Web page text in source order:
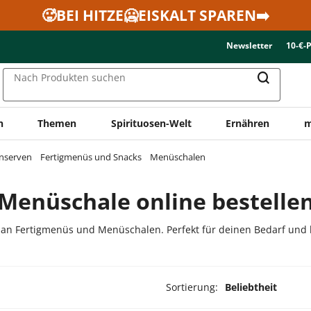
🥵BEI HITZE🥶EISKALT SPAREN➡️
Newsletter 10-€-
Nach Produkten suchen
Themen Spirituosen-Welt Ernähren
Fertigmenüs und Snacks Menüschalen
online
Fertigmenüs und Menüschalen. Perfekt für deinen Bedarf
Sortierung: Beliebtheit